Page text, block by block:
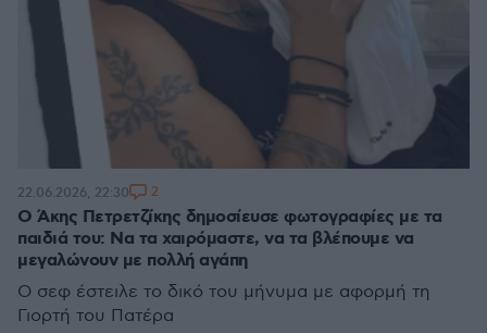
Ο Άκης Πετρετζίκης δημοσίευσε φωτογραφίες με τα
παιδιά του: Να τα χαιρόμαστε, να τα βλέπουμε να
μεγαλώνουν με πολλή αγάπη
Ο σεφ έστειλε το δικό του μήνυμα με αφορμή τη
Γιορτή του Πατέρα
22.06.2026, 22:30 2